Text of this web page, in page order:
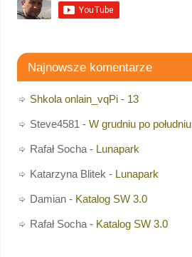
Najnowsze komentarze
Shkola onlain_vqPi- 13
Steve4581 - W grudniu po południu
Rafał Socha- Lunapark
Katarzyna Blitek - Lunapark
Damian- Katalog SW 3.0
Rafał Socha- Katalog SW 3.0